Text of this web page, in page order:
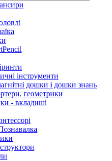
інструменти
дошки і дошки знань
геометрики
- вкладиші